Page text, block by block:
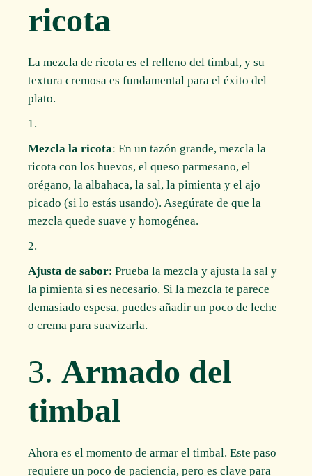
ricota
La mezcla de ricota es el relleno del timbal, y su
textura cremosa es fundamental para el éxito del
plato.
Mezcla la ricota: En un tazón grande, mezcla la
ricota con los huevos, el queso parmesano, el
orégano, la albahaca, la sal, la pimienta y el ajo
picado (si lo estás usando). Asegúrate de que la
mezcla quede suave y homogénea.
Ajusta de sabor: Prueba la mezcla y ajusta la sal y
la pimienta si es necesario. Si la mezcla te parece
demasiado espesa, puedes añadir un poco de leche
o crema para suavizarla.
3.Armado del
timbal
Ahora es el momento de armar el timbal. Este paso
requiere un poco de paciencia, pero es clave para